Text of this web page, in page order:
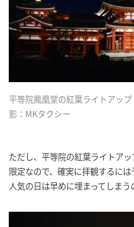
平等院鳳凰堂の紅葉ライトア
影：MKタクシー
ただし、平等院の紅葉ライトア
限定なので、確実に拝観するには
人気の日は早めに埋まってしまう